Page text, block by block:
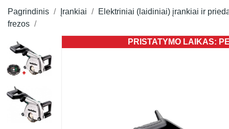
Pagrindinis Įrankiai
Elektriniai (laidiniai) įrankiai ir
frezos
PRISTATYMO LAIKAS: